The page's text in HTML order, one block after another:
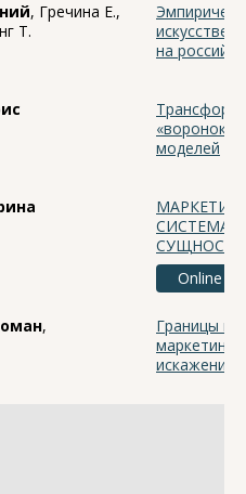
, Гречина Е.,
Т.
на
«воронок
моделей
СИСТЕМА
СУЩНОСТЬ
Online
,
Границы
искажения